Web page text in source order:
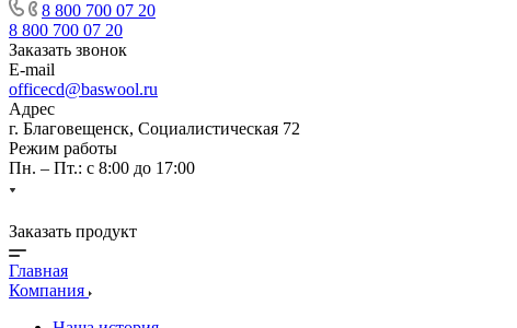
8 800 700 07 20
8 800 700 07 20
Заказать звонок
E-mail
officecd@baswool.ru
Адрес
г. Благовещенск, Социалистическая 72
Режим работы
Пн. – Пт.: с 8:00 до 17:00
Заказать продукт
Главная
Компания